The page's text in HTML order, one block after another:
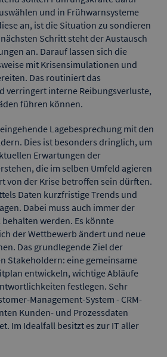
und in Frühwarnsysteme
an, ist die Situation zu sondieren
Schritt steht der Austausch
an. Darauf lassen sich die
mit Krisensimulationen und
Das routiniert das
verringert interne Reibungsverluste,
führen können.
Lagebesprechung mit den
Dies ist besonders dringlich, um
Erwartungen der
die im selben Umfeld agieren
von der Krise betroffen sein dürften.
Daten kurzfristige Trends und
Dabei muss auch immer der
werden. Es könnte
der Wettbewerb ändert und neue
Das grundlegende Ziel der
Stakeholdern: eine gemeinsame
entwickeln, wichtige Abläufe
festlegen. Sehr
Management-System - CRM-
Kunden- und Prozessdaten
Im Idealfall besitzt es zur IT aller